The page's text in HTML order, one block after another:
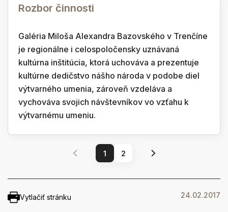
Rozbor činnosti
Galéria Miloša Alexandra Bazovského v Trenčíne
je regionálne i celospoločensky uznávaná
kultúrna inštitúcia, ktorá uchováva a prezentuje
kultúrne dedičstvo nášho národa v podobe diel
výtvarného umenia, zároveň vzdeláva a
vychováva svojich návštevníkov vo vzťahu k
výtvarnému umeniu.
1 2
Vytlačiť stránku 24.02.2017